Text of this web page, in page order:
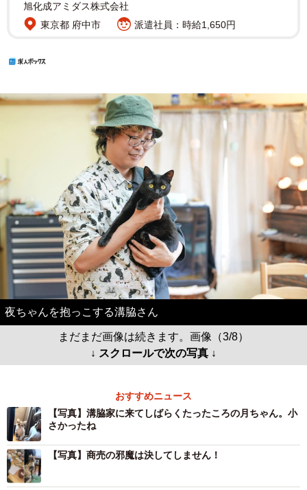
旭化成アミダス株式会社
東京都 府中市
派遣社員：時給1,650円
夜ちゃんを抱っこする溝脇さん
まだまだ画像は続きます。画像（3/8）
↓ スクロールで次の写真 ↓
おすすめニュース
【写真】溝脇家に来てしばらくたったころの月ちゃん。小
さかったね
【写真】商売の邪魔は決してしません！